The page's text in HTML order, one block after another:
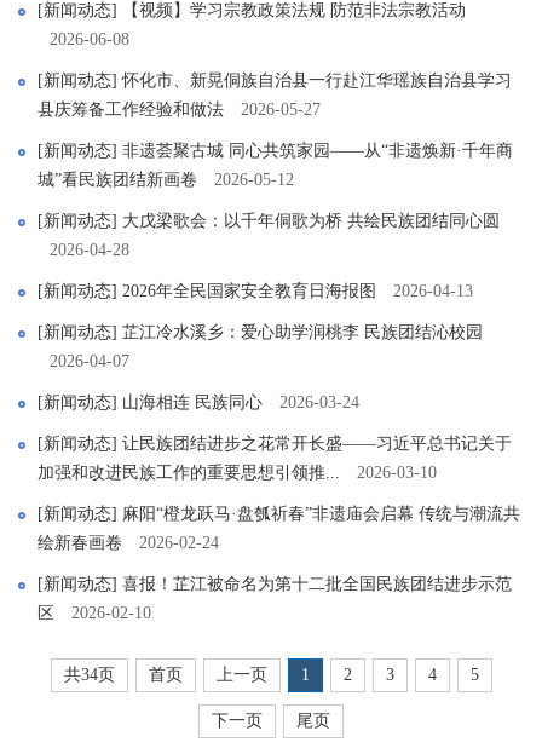
[新闻动态] 【视频】学习宗教政策法规 防范非法宗教活动
2026-06-08
[新闻动态] 怀化市、新晃侗族自治县一行赴江华瑶族自治县学习
县庆筹备工作经验和做法
2026-05-27
[新闻动态] 非遗荟聚古城 同心共筑家园——从“非遗焕新·千年商
城”看民族团结新画卷
2026-05-12
[新闻动态] 大戊梁歌会：以千年侗歌为桥 共绘民族团结同心圆
2026-04-28
[新闻动态] 2026年全民国家安全教育日海报图 2026-04-13
[新闻动态] 芷江冷水溪乡：爱心助学润桃李 民族团结沁校园
2026-04-07
[新闻动态] 山海相连 民族同心 2026-03-24
[新闻动态] 让民族团结进步之花常开长盛——习近平总书记关于
加强和改进民族工作的重要思想引领推...
2026-03-10
[新闻动态] 麻阳“橙龙跃马·盘瓠祈春”非遗庙会启幕 传统与潮流共
绘新春画卷
2026-02-24
[新闻动态] 喜报！芷江被命名为第十二批全国民族团结进步示范
区
2026-02-10
共34页 首页 上一页 1 2 3 4 5
下一页 尾页